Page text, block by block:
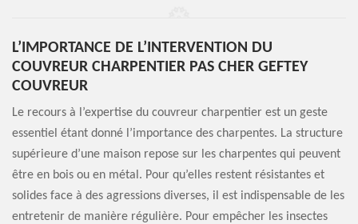
L’IMPORTANCE DE L’INTERVENTION DU
COUVREUR CHARPENTIER PAS CHER GEFTEY
COUVREUR
Le recours à l’expertise du couvreur charpentier est un geste
essentiel étant donné l’importance des charpentes. La structure
supérieure d’une maison repose sur les charpentes qui peuvent
être en bois ou en métal. Pour qu’elles restent résistantes et
solides face à des agressions diverses, il est indispensable de les
entretenir de manière régulière. Pour empêcher les insectes